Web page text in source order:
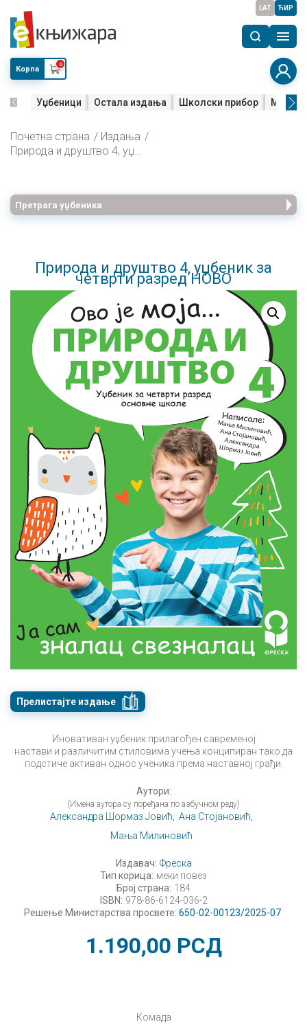
LAT ЋИР
Корпа
0
Уџбеници Остала издања Школски прибор Мала
Почетна страна
Издања
Природа и друштво 4, уџбеник за четврти разред НОВО
Претрага уџбеника
Прелистајте издање
Природа и друштво 4, уџбеник за
четврти разред НОВО
Иновативан уџбеник прилагођен савременој
настави и различитим стиловима учења конципиран тако да
подстиче активан однос ученика према наставној грађи.
Аутори:
(Имена аутора су поређана по азбучном реду)
Александра Шормаз Јовић, Ана Стојановић,
Мања Милиновић
Издавач: Фреска
Тип корица: меки повез
Број страна: 184
ISBN: 978-86-6124-036-2
Решење Министарства просвете: 650-02-00123/2025-07
1.190,00 РСД
Комада